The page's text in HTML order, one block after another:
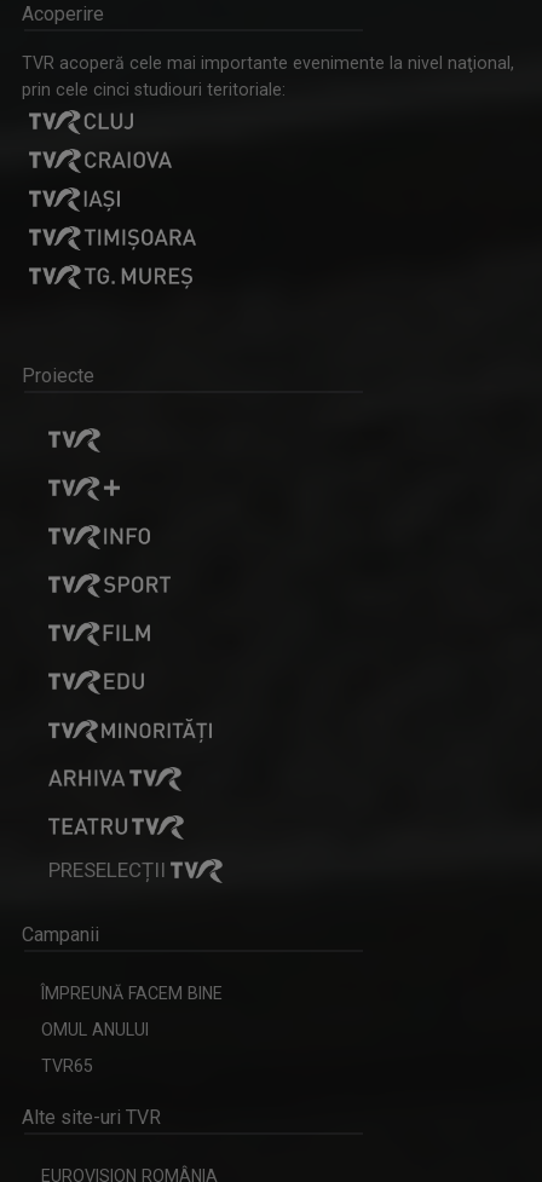
Acoperire
TVR acoperă cele mai importante evenimente la nivel naţional,
prin cele cinci studiouri teritoriale:
Proiecte
PRESELECȚII
Campanii
ÎMPREUNĂ FACEM BINE
OMUL ANULUI
TVR65
Alte site-uri TVR
EUROVISION ROMÂNIA